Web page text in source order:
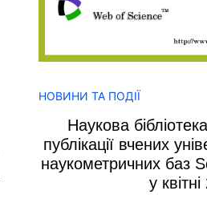
НОВИНИ ТА ПОДІЇ
Наукова
публікації вчених
наукометричних баз
у